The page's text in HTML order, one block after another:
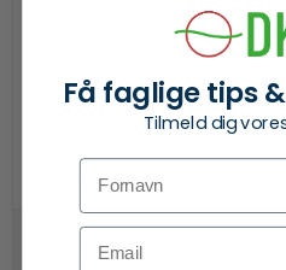
Milwaukee M12 RCDAB-0
MILWAUKEE
På lager
899,00 DKK
Få faglige tips
Tilmeld dig
Fornavn
Email